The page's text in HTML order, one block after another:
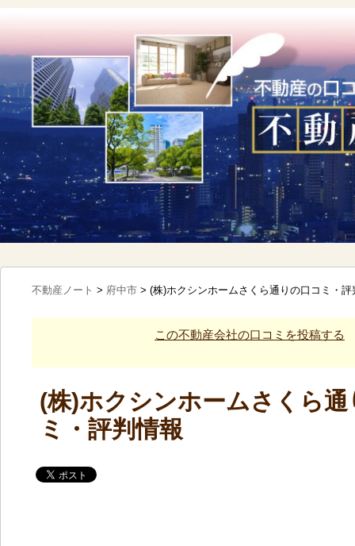
不動産ノート > 府中市 > (株)ホクシンホームさくら通りの口コミ・評
この不動産会社の口コミを投稿する
(株)ホクシンホームさくら
ミ・評判情報